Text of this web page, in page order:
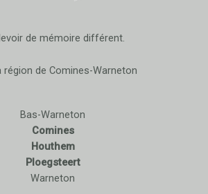
de mémoire différent.
région de Comines-Warneton
Bas-Warneton
Comines
Houthem
Ploegsteert
Warneton